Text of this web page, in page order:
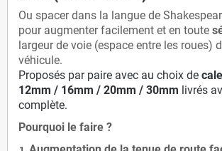
Ou spacer dans la langue de
pour augmenter facilement et en toute
largeur de voie (espace entre les roues)
véhicule.
Proposés par paire avec au choix de
12mm / 16mm / 20mm / 30mm livrés
complète.
Pourquoi le faire ?